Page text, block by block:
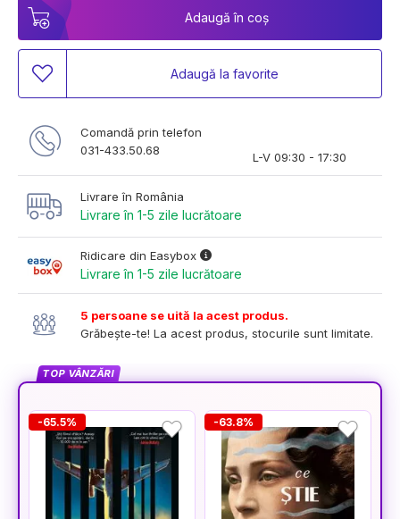
Adaugă în coș
Adaugă la favorite
Comandă prin telefon
031-433.50.68
L-V 09:30 - 17:30
Livrare în România
Livrare în 1-5 zile lucrătoare
Ridicare din Easybox
Livrare în 1-5 zile lucrătoare
5 persoane se uită la acest produs.
Grăbește-te! La acest produs, stocurile sunt limitate.
TOP VÂNZĂRI
-65.5% -63.8%